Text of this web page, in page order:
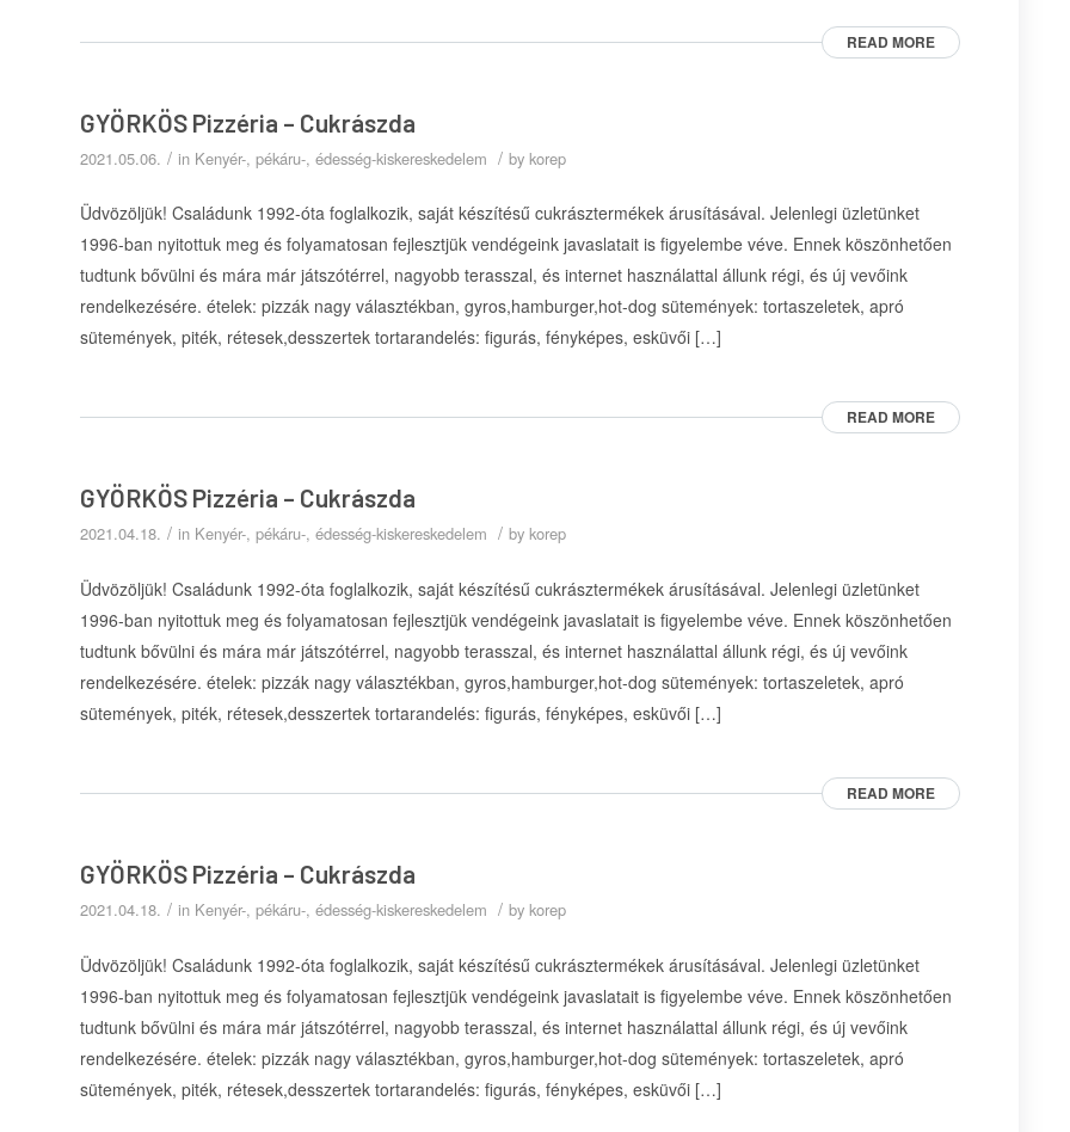
READ MORE
GYÖRKÖS Pizzéria – Cukrászda
2021.05.06. / in Kenyér-, pékáru-, édesség-kiskereskedelem / by korep
Üdvözöljük! Családunk 1992-óta foglalkozik, saját készítésű cukrásztermékek árusításával. Jelenlegi üzletünket
1996-ban nyitottuk meg és folyamatosan fejlesztjük vendégeink javaslatait is figyelembe véve. Ennek köszönhetően
tudtunk bővülni és mára már játszótérrel, nagyobb terasszal, és internet használattal állunk régi, és új vevőink
rendelkezésére. ételek: pizzák nagy választékban, gyros,hamburger,hot-dog sütemények: tortaszeletek, apró
sütemények, piték, rétesek,desszertek tortarandelés: figurás, fényképes, esküvői […]
READ MORE
GYÖRKÖS Pizzéria – Cukrászda
2021.04.18. / in Kenyér-, pékáru-, édesség-kiskereskedelem / by korep
Üdvözöljük! Családunk 1992-óta foglalkozik, saját készítésű cukrásztermékek árusításával. Jelenlegi üzletünket
1996-ban nyitottuk meg és folyamatosan fejlesztjük vendégeink javaslatait is figyelembe véve. Ennek köszönhetően
tudtunk bővülni és mára már játszótérrel, nagyobb terasszal, és internet használattal állunk régi, és új vevőink
rendelkezésére. ételek: pizzák nagy választékban, gyros,hamburger,hot-dog sütemények: tortaszeletek, apró
sütemények, piték, rétesek,desszertek tortarandelés: figurás, fényképes, esküvői […]
READ MORE
GYÖRKÖS Pizzéria – Cukrászda
2021.04.18. / in Kenyér-, pékáru-, édesség-kiskereskedelem / by korep
Üdvözöljük! Családunk 1992-óta foglalkozik, saját készítésű cukrásztermékek árusításával. Jelenlegi üzletünket
1996-ban nyitottuk meg és folyamatosan fejlesztjük vendégeink javaslatait is figyelembe véve. Ennek köszönhetően
tudtunk bővülni és mára már játszótérrel, nagyobb terasszal, és internet használattal állunk régi, és új vevőink
rendelkezésére. ételek: pizzák nagy választékban, gyros,hamburger,hot-dog sütemények: tortaszeletek, apró
sütemények, piték, rétesek,desszertek tortarandelés: figurás, fényképes, esküvői […]